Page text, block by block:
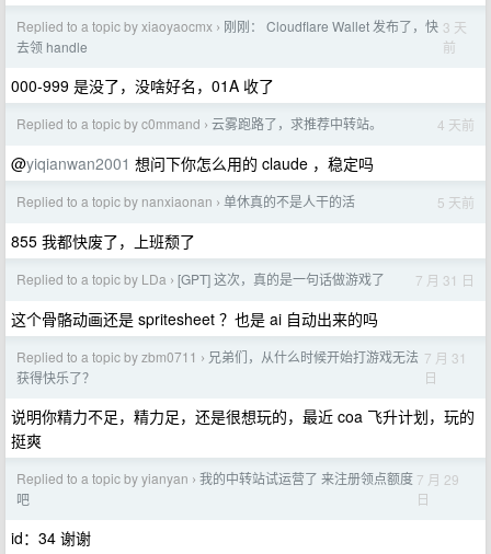
Replied to a topic by xiaoyaocmx › 刚刚： Cloudflare Wallet 发布了，快
去领 handle
3 天
前
000-999 是没了，没啥好名，01A 收了
Replied to a topic by c0mmand › 云雾跑路了，求推荐中转站。 4 天前
@yiqianwan2001 想问下你怎么用的 claude ，稳定吗
Replied to a topic by nanxiaonan › 单休真的不是人干的活 5 天前
855 我都快废了，上班颓了
Replied to a topic by LDa › [GPT] 这次，真的是一句话做游戏了 7 月 31 日
这个骨骼动画还是 spritesheet ？也是 ai 自动出来的吗
Replied to a topic by zbm0711 › 兄弟们，从什么时候开始打游戏无法
获得快乐了？
7 月 31
日
说明你精力不足，精力足，还是很想玩的，最近 coa 飞升计划，玩的
挺爽
Replied to a topic by yianyan › 我的中转站试运营了 来注册领点额度
吧
7 月 29
日
id：34 谢谢